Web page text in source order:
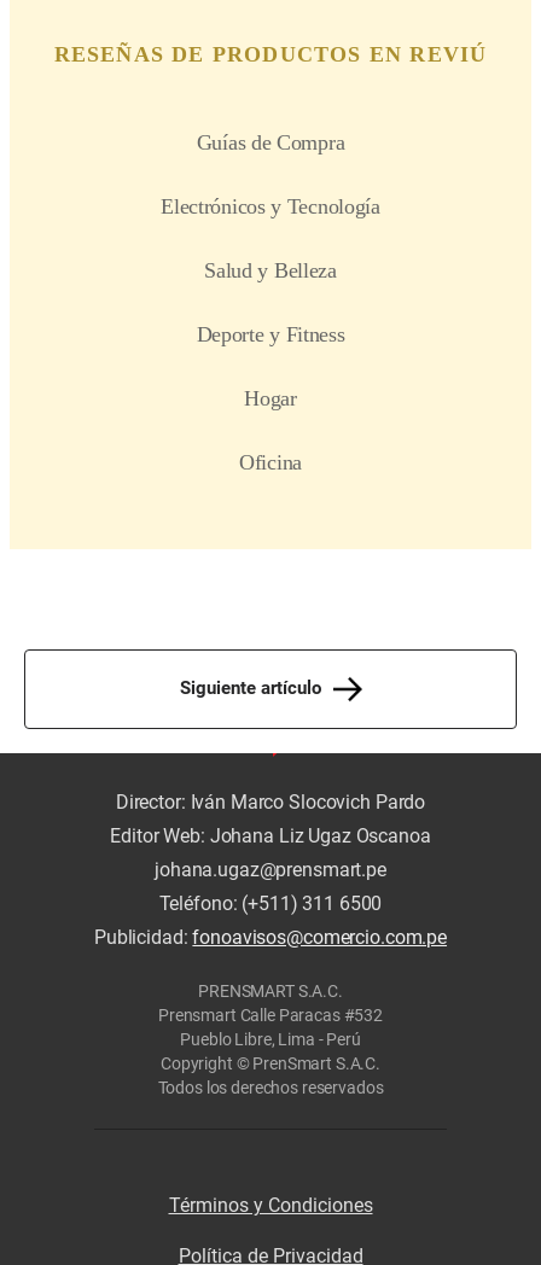
Siguiente artículo
Director: Iván Marco Slocovich Pardo
Editor Web: Johana Liz Ugaz Oscanoa
johana.ugaz@prensmart.pe
Teléfono: (+511) 311 6500
Publicidad:fonoavisos@comercio.com.pe
PRENSMART S.A.C.
Prensmart Calle Paracas #532
Pueblo Libre, Lima - Perú
Copyright © PrenSmart S.A.C.
Todos los derechos reservados
Términos y Condiciones
Política de Privacidad